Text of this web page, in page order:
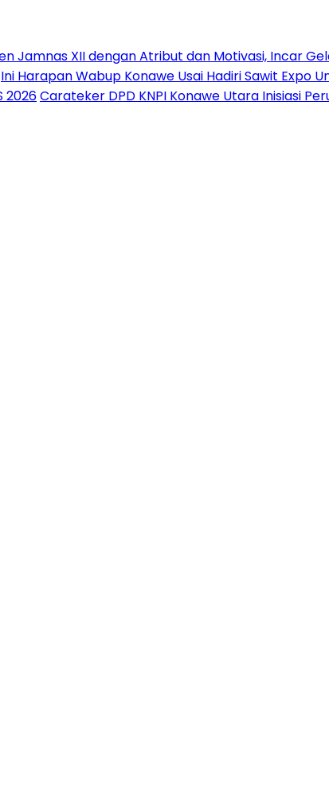
Jamnas XII dengan Atribut dan Motivasi, Incar
Ini Harapan Wabup Konawe Usai Hadiri Sawit Expo
2026Carateker DPD KNPI Konawe Utara Inisiasi